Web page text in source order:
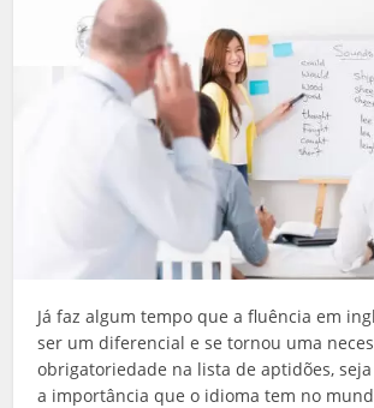
Já faz algum tempo que a fluência em
ser um diferencial e se tornou uma
obrigatoriedade na lista de aptidões,
a importância que o idioma tem no